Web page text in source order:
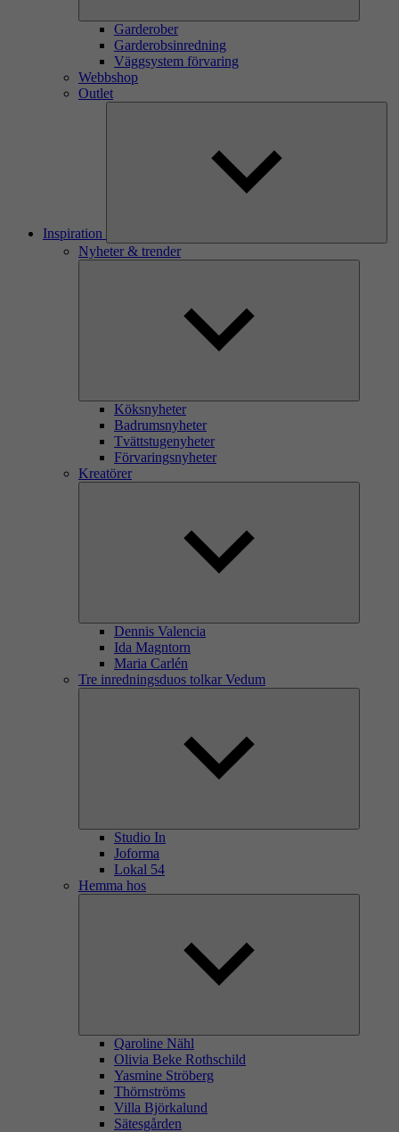
Garderober
Garderobsinredning
Väggsystem förvaring
Webbshop
Outlet
Inspiration
Nyheter & trender
Köksnyheter
Badrumsnyheter
Tvättstugenyheter
Förvaringsnyheter
Kreatörer
Dennis Valencia
Ida Magntorn
Maria Carlén
Tre inredningsduos tolkar Vedum
Studio In
Joforma
Lokal 54
Hemma hos
Qaroline Nähl
Olivia Beke Rothschild
Yasmine Ströberg
Thörnströms
Villa Björkalund
Sätesgården